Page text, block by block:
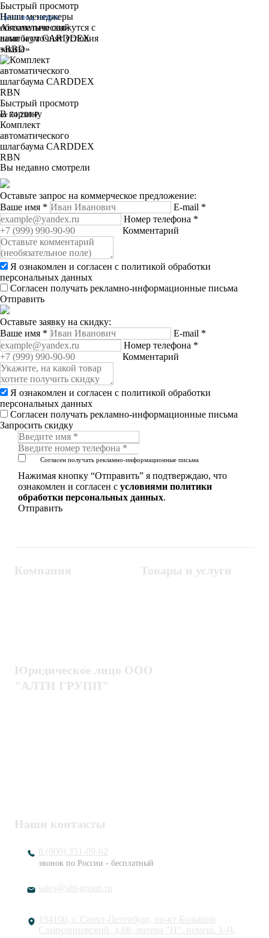
Быстрый просмотр
Наши менеджеры
обязательно свяжутся с
вами и уточнят условия
заказа
Цена под запрос
Автоматический
шлагбаум CARDDEX
«RBD»
Быстрый просмотр
В корзину
от 74 200 ₽
Комплект
автоматического
шлагбаума CARDDEX
RBN
Вы недавно смотрели
Оставьте запрос на коммерческое предложение:
Ваше имя * E-mail *
Номер телефона *
Комментарий
Я ознакомлен и согласен с политикой обработки
персональных данных
Согласен получать рекламно-информационные письма
Отправить
Оставьте заявку на скидку:
Ваше имя * E-mail *
Номер телефона *
Комментарий
Я ознакомлен и согласен с политикой обработки
персональных данных
Согласен получать рекламно-информационные письма
Запросить скидку
Согласен получать рекламно-информационные письма
Нажимая кнопку “Отправить” я подтверждаю, что
ознакомлен и согласен с условиями политики
обработки персональных данных.
Компания Товары и услуги
Юридическое лицо ООО
"АЛТИ ГРУПП"
Наши контакты
8 (800) 351-09-62
звонок по России - бесплатный
sales@alti-group.ru
194100, г. Санкт-Петербург, пр-кт Большой
Сампсониевский, д.68, литера "Н", помещ. 1-Н,